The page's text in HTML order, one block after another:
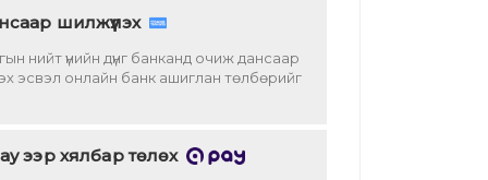
шилжүүлэх
нийт үнийн дүнг банканд очиж дансаар
эсвэл онлайн банк ашиглан төлбөрийг
ээр хялбар төлөх